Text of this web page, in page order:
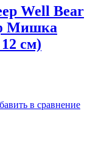
Well Bear
Мишка
см)
в сравнение